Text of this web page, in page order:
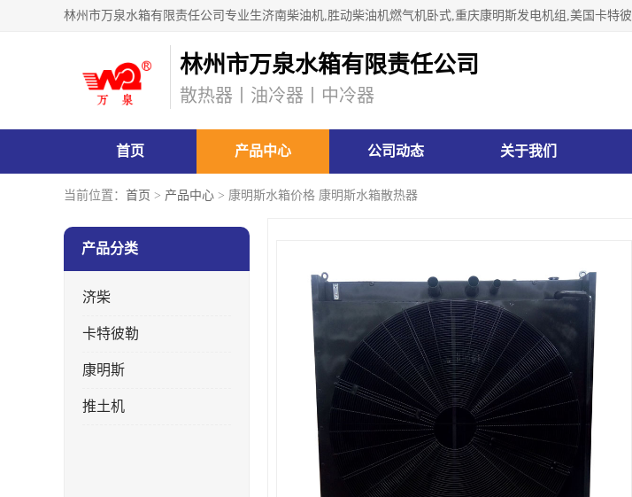
林州市万泉水箱有限责任公司
散热器丨油冷器丨中冷器
首页 产品中心 公司动态 关于我们
当前位置： 首页 > 产品中心 > 康明斯水箱价格 康明斯水箱散热器
产品分类
济柴
卡特彼勒
康明斯
推土机